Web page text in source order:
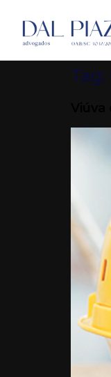
Tag: